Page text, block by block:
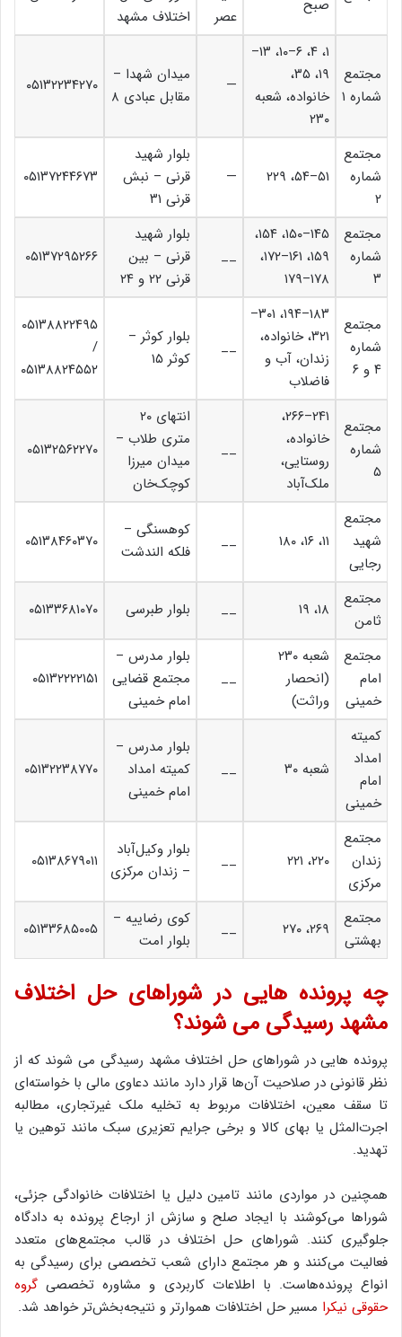
صبح
عصر
اختلاف مشهد
مجتمع
شماره ۱
۱، ۴، ۶–۱۰، ۱۳–
۱۹، ۳۵،
خانواده، شعبه
۲۳۰
—
میدان شهدا –
مقابل عبادی ۸
۰۵۱۳۲۲۳۴۲۷۰
مجتمع
شماره
۲
۵۱–۵۴، ۲۲۹ —
بلوار شهید
قرنی – نبش
قرنی ۳۱
۰۵۱۳۷۲۴۴۶۷۳
مجتمع
شماره
۳
۱۴۵–۱۵۰، ۱۵۴،
۱۵۹، ۱۶۱–۱۷۲،
۱۷۸–۱۷۹
__
بلوار شهید
قرنی – بین
قرنی ۲۲ و ۲۴
۰۵۱۳۷۲۹۵۲۶۶
مجتمع
شماره
۴ و ۶
۱۸۳–۱۹۴، ۳۰۱–
۳۲۱، خانواده،
زندان، آب و
فاضلاب
__
بلوار کوثر –
کوثر ۱۵
۰۵۱۳۸۸۲۲۴۹۵
/
۰۵۱۳۸۸۲۴۵۵۲
مجتمع
شماره
۵
۲۴۱–۲۶۶،
خانواده،
روستایی،
ملک‌آباد
__
انتهای ۲۰
متری طلاب –
میدان میرزا
کوچک‌خان
۰۵۱۳۲۵۶۲۲۷۰
مجتمع
شهید
رجایی
۱۱، ۱۶، ۱۸۰ __
کوهسنگی –
فلکه الندشت
۰۵۱۳۸۴۶۰۳۷۰
مجتمع
ثامن
۱۸، ۱۹ __ بلوار طبرسی ۰۵۱۳۳۶۸۱۰۷۰
مجتمع
امام
خمینی
شعبه ۲۳۰
(انحصار
وراثت)
__
بلوار مدرس –
مجتمع قضایی
امام خمینی
۰۵۱۳۲۲۲۲۱۵۱
کمیته
امداد
امام
خمینی
شعبه ۳۰ __
بلوار مدرس –
کمیته امداد
امام خمینی
۰۵۱۳۲۲۳۸۷۷۰
مجتمع
زندان
مرکزی
۲۲۰، ۲۲۱ __
بلوار وکیل‌آباد
– زندان مرکزی
۰۵۱۳۸۶۷۹۰۱۱
مجتمع
بهشتی
۲۶۹، ۲۷۰ __
کوی رضاییه –
بلوار امت
۰۵۱۳۳۶۸۵۰۰۵
چه پرونده هایی در شوراهای حل اختلاف
مشهد رسیدگی می شوند؟
پرونده هایی در شوراهای حل اختلاف مشهد رسیدگی می شوند که از
نظر قانونی در صلاحیت آن‌ها قرار دارد مانند دعاوی مالی با خواسته‌ای
تا سقف معین، اختلافات مربوط به تخلیه ملک غیرتجاری، مطالبه
اجرت‌المثل یا بهای کالا و برخی جرایم تعزیری سبک مانند توهین یا
تهدید.
همچنین در مواردی مانند تامین دلیل یا اختلافات خانوادگی جزئی،
شوراها می‌کوشند با ایجاد صلح و سازش از ارجاع پرونده به دادگاه
جلوگیری کنند. شوراهای حل اختلاف در قالب مجتمع‌های متعدد
فعالیت می‌کنند و هر مجتمع دارای شعب تخصصی برای رسیدگی به
انواع پرونده‌هاست. با اطلاعات کاربردی و مشاوره تخصصی گروه
حقوقی نیکرا مسیر حل اختلافات هموارتر و نتیجه‌بخش‌تر خواهد شد.